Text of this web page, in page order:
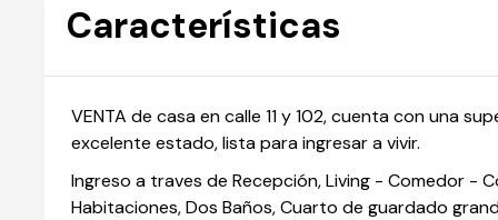
Características
VENTA de casa en calle 11 y 102, cuenta con una
excelente estado, lista para ingresar a vivir.
Ingreso a traves de Recepción, Living - Comedor -
Habitaciones, Dos Baños, Cuarto de guardado